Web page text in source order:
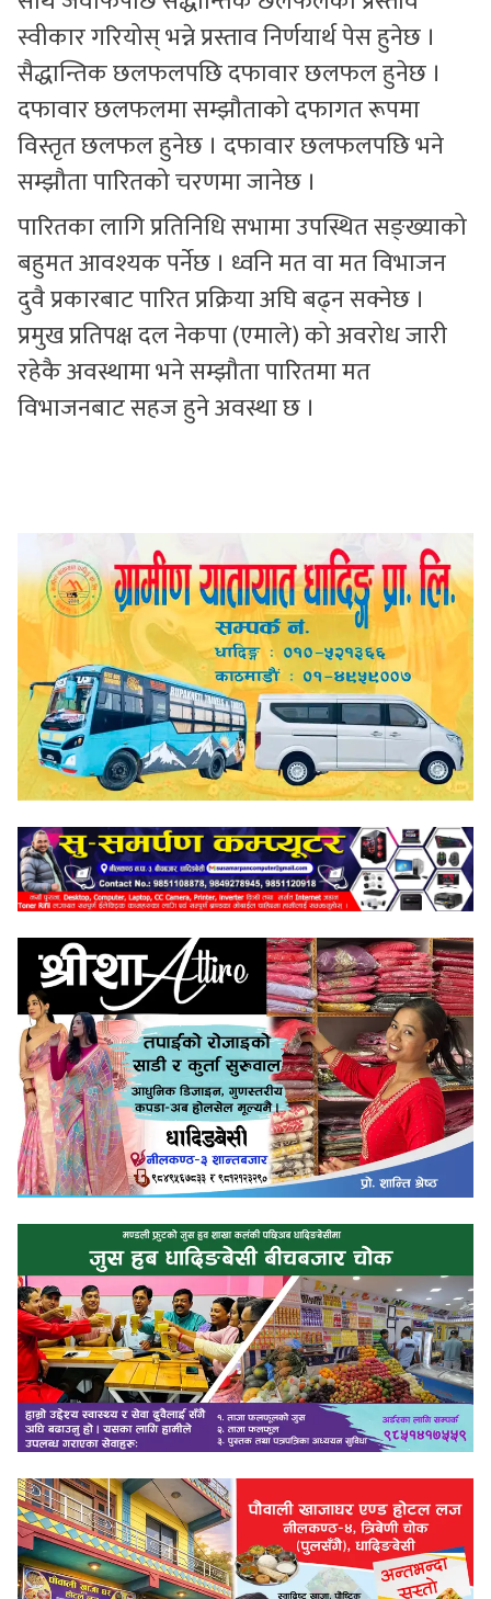
स्वीकार गरियोस् भन्ने प्रस्ताव निर्णयार्थ पेस हुनेछ ।
सैद्धान्तिक छलफलपछि दफावार छलफल हुनेछ ।
दफावार छलफलमा सम्झौताको दफागत रूपमा
विस्तृत छलफल हुनेछ । दफावार छलफलपछि भने
सम्झौता पारितको चरणमा जानेछ ।
पारितका लागि प्रतिनिधि सभामा उपस्थित सङ्ख्याको
बहुमत आवश्यक पर्नेछ । ध्वनि मत वा मत विभाजन
दुवै प्रकारबाट पारित प्रक्रिया अघि बढ्न सक्नेछ ।
प्रमुख प्रतिपक्ष दल नेकपा (एमाले) को अवरोध जारी
रहेकै अवस्थामा भने सम्झौता पारितमा मत
विभाजनबाट सहज हुने अवस्था छ ।